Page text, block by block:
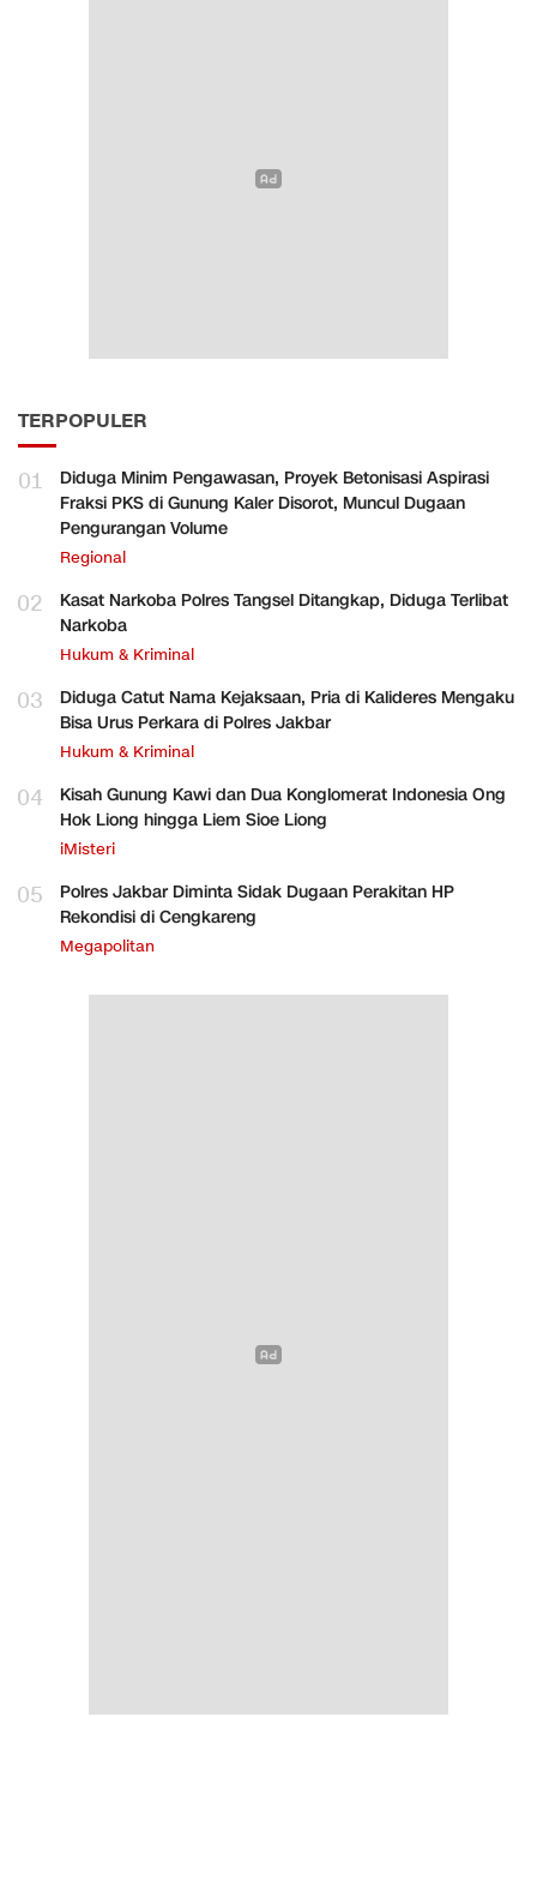
TERPOPULER
01
Diduga Minim Pengawasan, Proyek Betonisasi Aspirasi
Fraksi PKS di Gunung Kaler Disorot, Muncul Dugaan
Pengurangan Volume
Regional
02
Kasat Narkoba Polres Tangsel Ditangkap, Diduga Terlibat
Narkoba
Hukum & Kriminal
03
Diduga Catut Nama Kejaksaan, Pria di Kalideres Mengaku
Bisa Urus Perkara di Polres Jakbar
Hukum & Kriminal
04
Kisah Gunung Kawi dan Dua Konglomerat Indonesia Ong
Hok Liong hingga Liem Sioe Liong
iMisteri
05
Polres Jakbar Diminta Sidak Dugaan Perakitan HP
Rekondisi di Cengkareng
Megapolitan